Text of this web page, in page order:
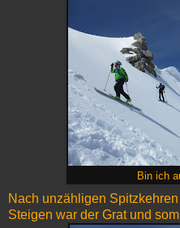
Bin ich
Nach unzähligen
Steigen war der Grat und